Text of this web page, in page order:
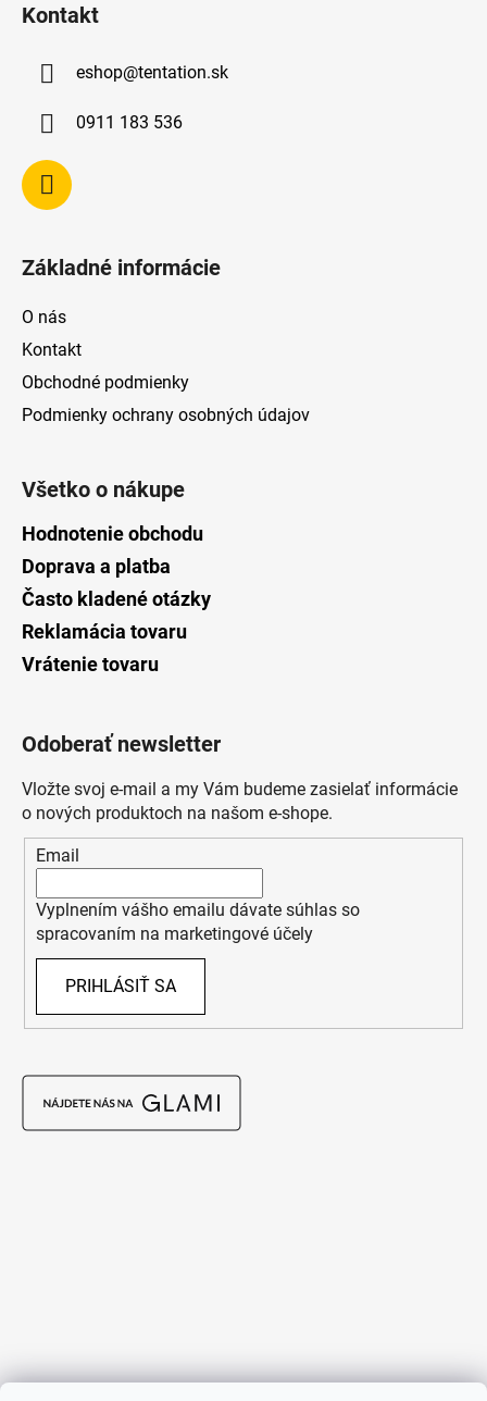
Kontakt
eshop@tentation.sk
0911 183 536
Základné informácie
O nás
Kontakt
Obchodné podmienky
Podmienky ochrany osobných údajov
Všetko o nákupe
Hodnotenie obchodu
Doprava a platba
Často kladené otázky
Reklamácia tovaru
Vrátenie tovaru
Odoberať newsletter
Vložte svoj e-mail a my Vám budeme zasielať informácie
o nových produktoch na našom e-shope.
Email
Vyplnením vášho emailu dávate súhlas so
spracovaním na marketingové účely
PRIHLÁSIŤ SA